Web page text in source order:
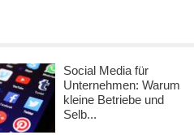
Social Media für
Unternehmen: Warum
kleine Betriebe und
Selb...